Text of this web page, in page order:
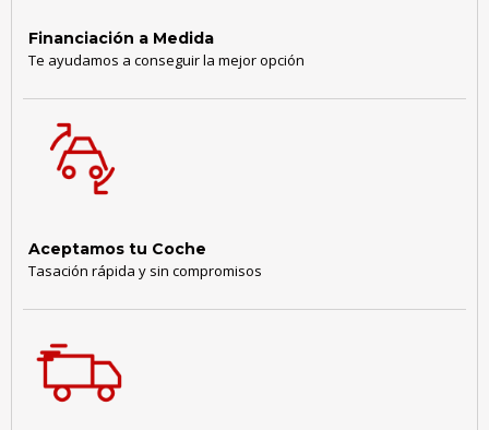
Financiación a Medida
Te ayudamos a conseguir la mejor opción
Aceptamos tu Coche
Tasación rápida y sin compromisos